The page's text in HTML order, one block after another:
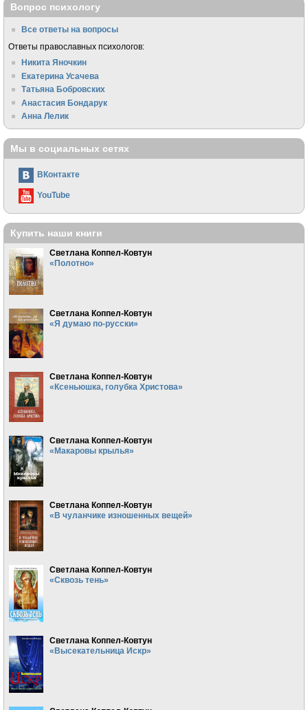
Вопрос психологу
Все ответы на вопросы
Ответы православных психологов:
Никита Яночкин
Екатерина Усачева
Татьяна Бобровских
Анастасия Бондарук
Анна Лелик
Мы в социальных сетях
ВКонтакте
YouTube
Купить наши книги
Светлана Коппел-Ковтун
«Полотно»
Светлана Коппел-Ковтун
«Я думаю по-русски»
Светлана Коппел-Ковтун
«Ксеньюшка, голубка Христова»
Светлана Коппел-Ковтун
«Макаровы крылья»
Светлана Коппел-Ковтун
«В чуланчике изношенных вещей»
Светлана Коппел-Ковтун
«Сквозь тень»
Светлана Коппел-Ковтун
«Высекательница Искр»